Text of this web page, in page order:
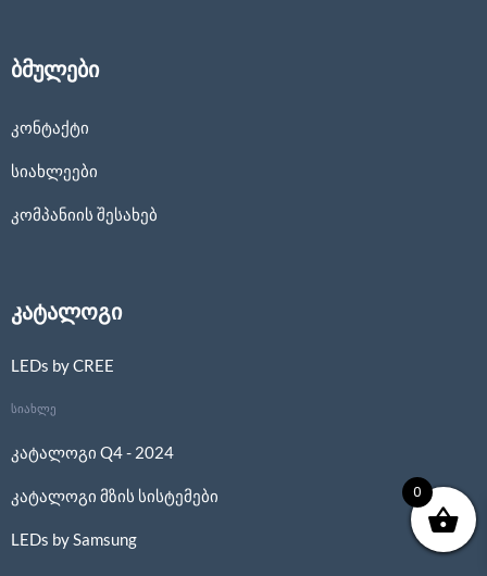
ბმულები
კონტაქტი
სიახლეები
კომპანიის შესახებ
კატალოგი
LEDs by CREE
სიახლე
კატალოგი Q4 - 2024
კატალოგი მზის სისტემები
LEDs by Samsung
0